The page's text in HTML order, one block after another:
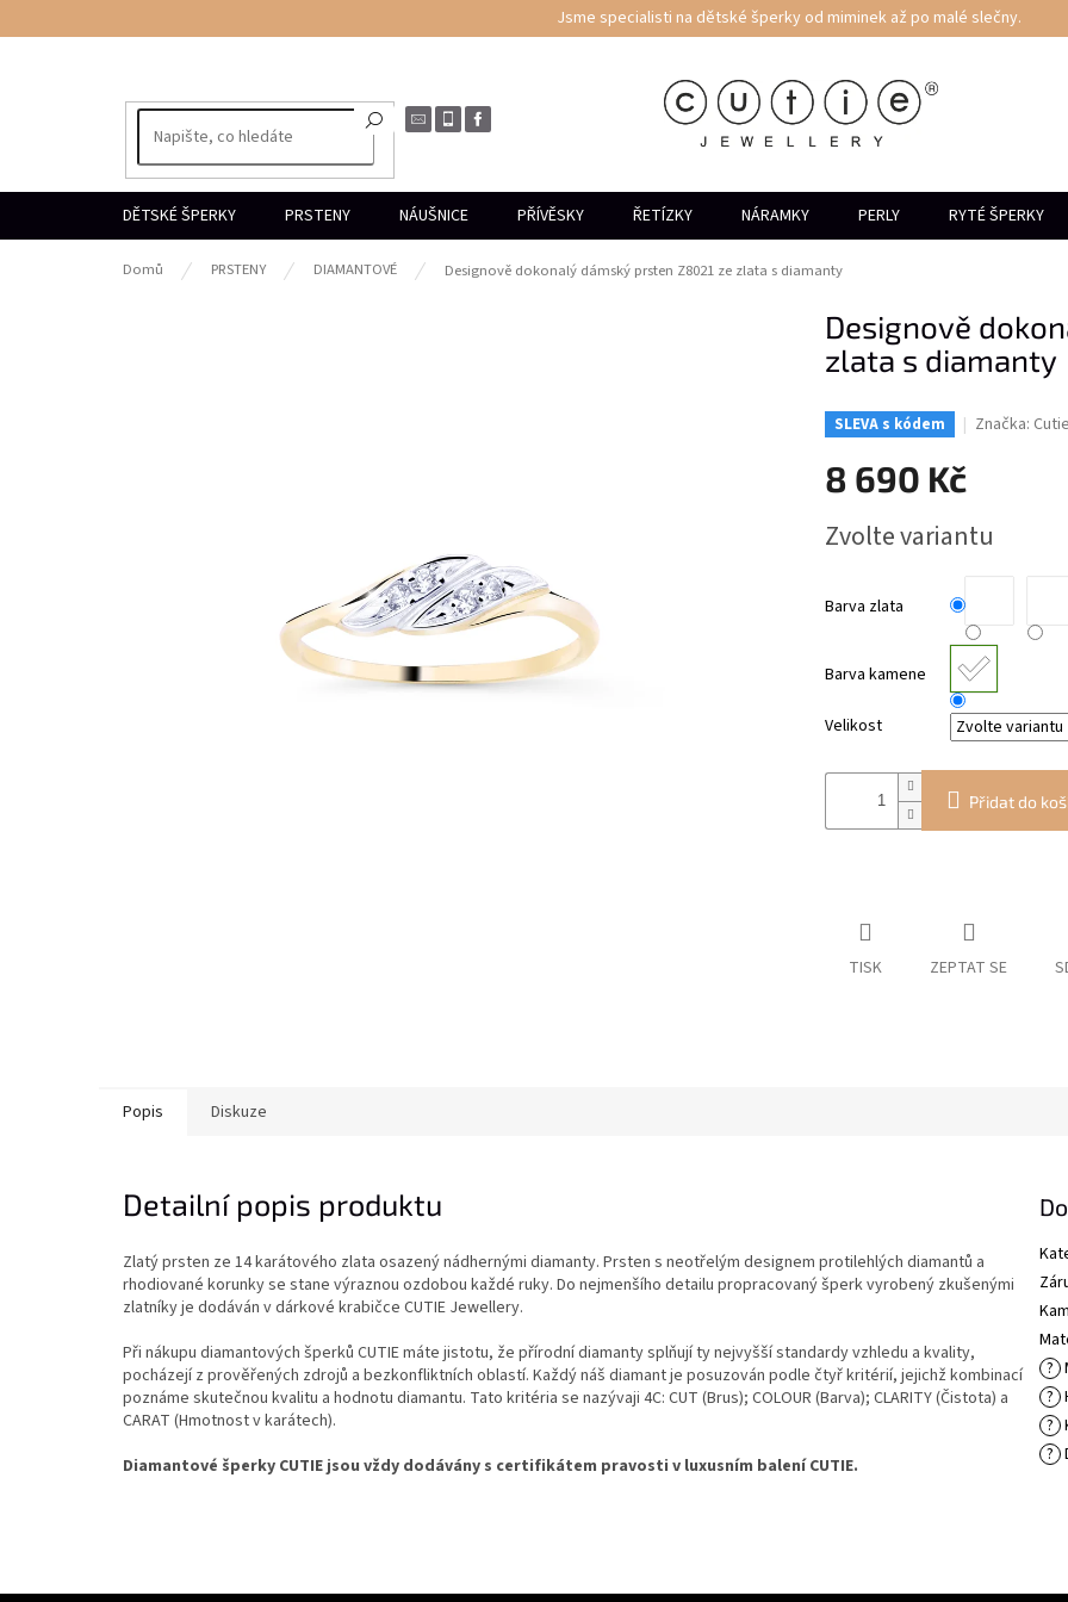
na
Jsme specialisti na dětské šperky od miminek až po malé slečny.
DĚTSKÉ ŠPERKY PRSTENY NÁUŠNICE PŘÍVĚSKY ŘETÍZKY NÁRAMKY PERLY RYTÉ ŠPERKY
Domů PRSTENY DIAMANTOVÉ Designově dokonalý dámský prsten Z8021 ze zlata s diamanty
Designově
zlata s diamanty
SLEVA s kódem Značka:
8 690 Kč
cena:
Zvolte variantu
Barva zlata
Barva kamene
Velikost
Přidat do
TISK ZEPTAT SE
Popis Diskuze
Detailní popis produktu
Zlatý prsten ze 14 karátového zlata osazený nádhernými diamanty. Prsten s neotřelým designem protilehlých diamantů a
rhodiované korunky se stane výraznou ozdobou každé ruky. Do nejmenšího detailu propracovaný šperk vyrobený zkušenými
zlatníky je dodáván v dárkové krabičce CUTIE Jewellery.
Při nákupu diamantových šperků CUTIE máte jistotu, že přírodní diamanty splňují ty nejvyšší standardy vzhledu a kvality,
pocházejí z prověřených zdrojů a bezkonfliktních oblastí. Každý náš diamant je posuzován podle čtyř kritérií, jejichž kombinací
poznáme skutečnou kvalitu a hodnotu diamantu. Tato kritéria se nazývaji 4C: CUT (Brus); COLOUR (Barva); CLARITY (Čistota) a
CARAT (Hmotnost v karátech).
Diamantové šperky CUTIE jsou vždy dodávány s certifikátem pravosti v luxusním balení CUTIE.
?
?
?
?